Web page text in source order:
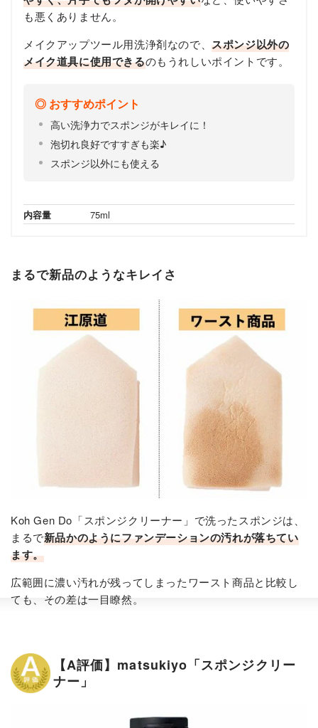
も悪くありません。
メイクアップツール用洗浄剤なので、スポンジ以外の
メイク道具に使用できるのもうれしいポイントです。
おすすめポイント
高い洗浄力でスポンジがキレイに！
泡切れ良好ですすぎも楽♪
スポンジ以外にも使える
内容量 75ml
まるで新品のようなキレイさ
Koh Gen Do「スポンジクリーナー」で洗ったスポンジは、
まるで新品かのようにファンデーションの汚れが落ちてい
ます。
広範囲に濃い汚れが残ってしまったワースト商品と比較し
ても、その差は一目瞭然。
【A評価】matsukiyo「スポンジクリー
ナー」